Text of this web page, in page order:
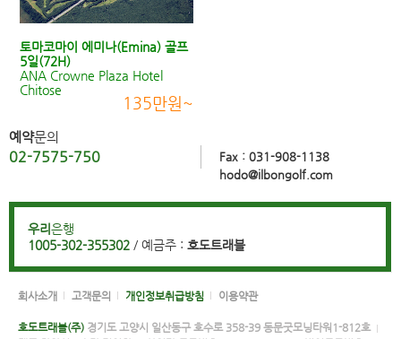
토마코마이 에미나(Emina) 골프
5일(72H)
ANA Crowne Plaza Hotel
Chitose
135만원~
예약문의
02-7575-750
Fax : 031-908-1138
hodo@ilbongolf.com
우리은행
1005-302-355302 / 예금주 : 호도트래블
회사소개 고객문의 개인정보취급방침 이용약관
호도트래블(주) 경기도 고양시 일산동구 호수로 358-39 동문굿모닝타워1-812호